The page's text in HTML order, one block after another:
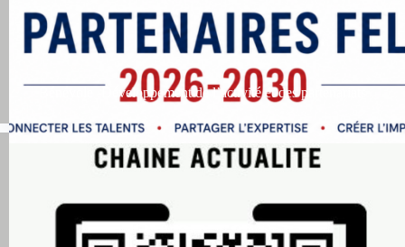
Bénévole -Développement de l’activité et des partenariats